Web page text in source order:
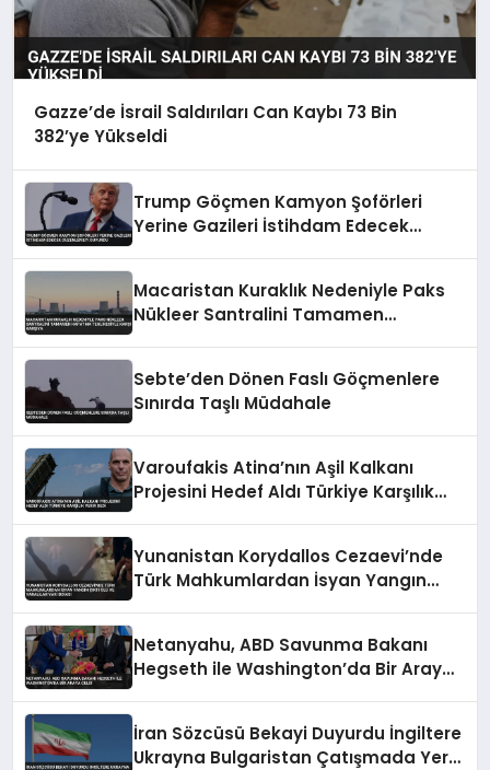
Gazze’de İsrail Saldırıları Can Kaybı 73 Bin
382’ye Yükseldi
Trump Göçmen Kamyon Şoförleri
Yerine Gazileri İstihdam Edecek
Macaristan Kuraklık Nedeniyle Paks
Nükleer Santralini Tamamen
Sebte’den Dönen Faslı Göçmenlere
Sınırda Taşlı Müdahale
Varoufakis Atina’nın Aşil Kalkanı
Projesini Hedef Aldı Türkiye Karşılık
Yunanistan Korydallos Cezaevi’nde
Türk Mahkumlardan İsyan Yangın
Netanyahu, ABD Savunma Bakanı
Hegseth ile Washington’da Bir Araya
İran Sözcüsü Bekayi Duyurdu İngiltere
Ukrayna Bulgaristan Çatışmada Yer